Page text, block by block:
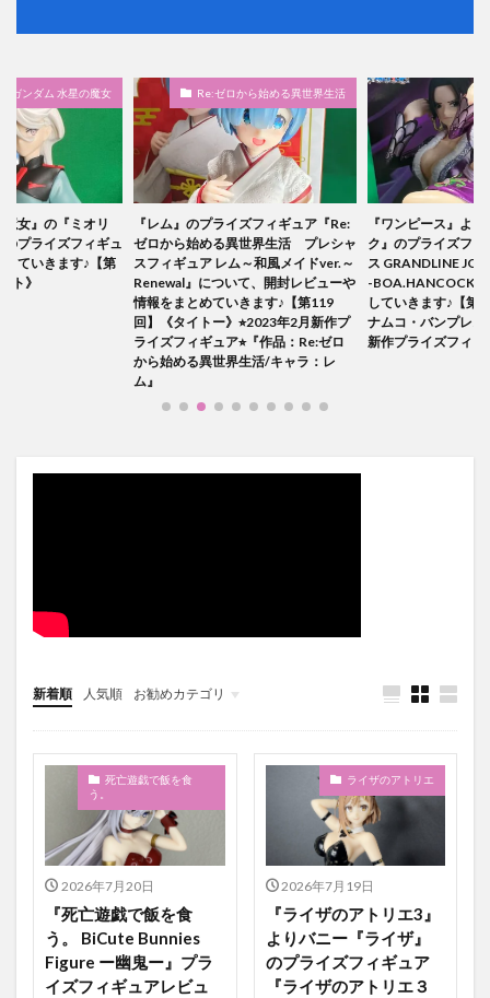
ら始める異世界生活
フィギュア『Re:
世界生活 プレシャ
～和風メイドver.～
、開封レビューや
ワンピース
『ワンピース』より『ボア・ハンコッ
ク』のプライズフィギュア（ワンピー
ス GRANDLINE JOURNEY-SPECIAL-
-BOA.HANCOCK-）を開封レビュー
していきます♪【第56回】《バンダイ
ナムコ・バンプレスト》⭐︎2023年7月
新作プライズフィギュア⭐︎
『RWBY氷雪帝国
ローズ』のプライズ
（RWBY氷雪帝国
アムフィギュア“ル
シードドリーム”）
ていきます♪【第22
新着順 人気順 お勧めカテゴリ
未分類
死亡遊戯で飯を食
う。
2026年7月20日
『死亡遊戯で飯を食
う。 BiCute Bunnies
Figure ー幽鬼ー』プラ
イズフィギュアレビュ
ライザのアトリエ
2026年7月19日
『ライザのアトリエ3』
よりバニー『ライザ』
のプライズフィギュア
『ライザのアトリエ３